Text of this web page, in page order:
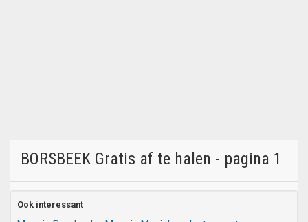
BORSBEEK Gratis af te halen - pagina 1
Ook interessant